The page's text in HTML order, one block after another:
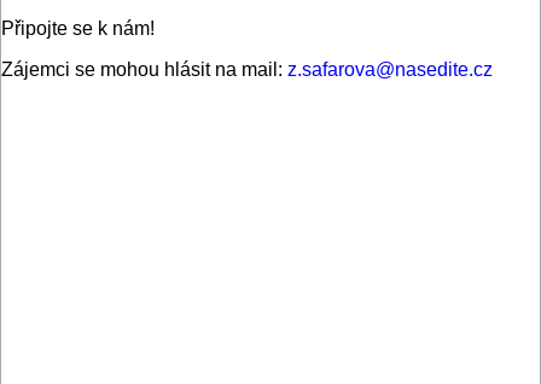
Připojte se k nám!
Zájemci se mohou hlásit na mail: z.safarova@nasedite.cz